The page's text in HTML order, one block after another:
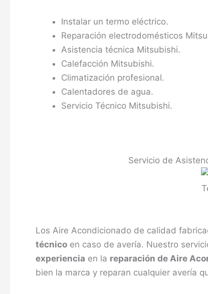
Instalar un termo eléctrico.
Reparación electrodomésticos
Asistencia técnica Mitsubishi.
Calefacción Mitsubishi.
Climatización profesional.
Calentadores de agua.
Servicio Técnico Mitsubishi.
Servicio de
Los Aire Acondicionado de calidad
técnico en caso de avería. Nuestro
experiencia en la reparación de Aire
bien la marca y reparan cualquier avería